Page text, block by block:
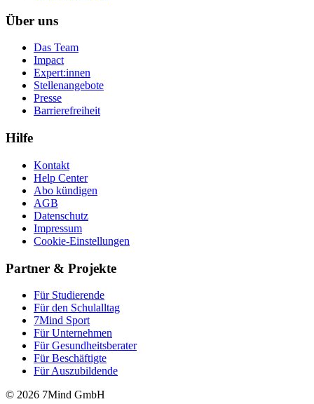
Über uns
Das Team
Impact
Expert:innen
Stellenangebote
Presse
Barrierefreiheit
Hilfe
Kontakt
Help Center
Abo kündigen
AGB
Datenschutz
Impressum
Cookie-Einstellungen
Partner & Projekte
Für Stu­die­rende
Für den Schulalltag
7Mind Sport
Für Unter­neh­men
Für Gesund­heits­be­ra­ter
Für Beschäftigte
Für Auszubildende
© 2026 7Mind GmbH